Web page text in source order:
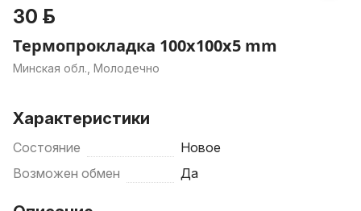
30 р.
Термопрокладка 100x100x5 mm
Минская обл., Молодечно
Характеристики
Состояние
Новое
Возможен обмен
Да